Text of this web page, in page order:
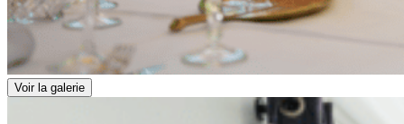
Voir la galerie